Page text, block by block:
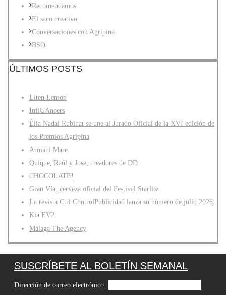
Recomendamos
El saco creativo
Conversaciones con Agripina
BSO
ÚLTIMOS POSTS
Liten Lemon
InflUAncers
Èlia Nadal Rubinat se une al Jurado Oficial de la XVI edición de
los Premios Agripina
Armani Mare
Quique, Raúl y Jose, creadores de DD
CHOCOLATE!
Gran Vía, cerveza oficial del Festival Starlite
La revista Ctrl ControlPublicidad lanza su número de julio 2026
Kia EV2
Málaga The Agency
SUSCRÍBETE AL BOLETÍN SEMANAL
Dirección de correo electrónico: